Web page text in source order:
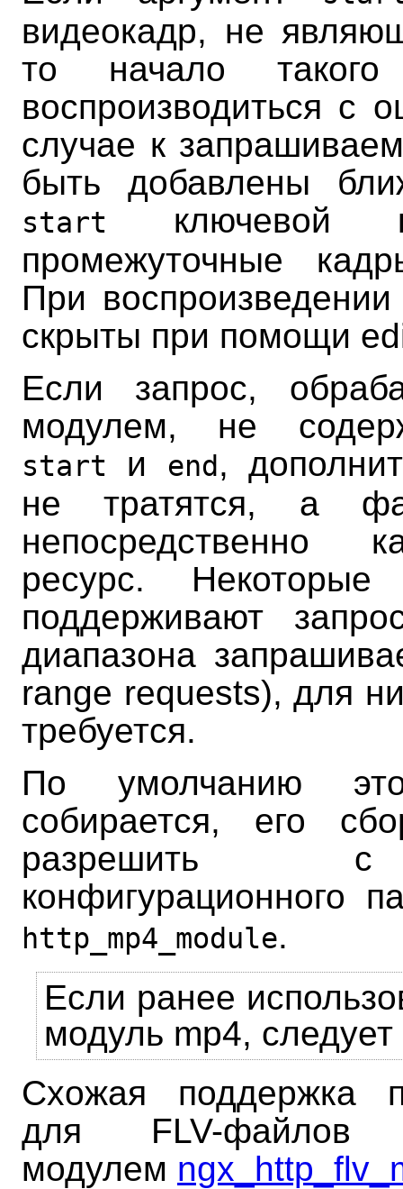
видеокадр, не
то начало
воспроизводиться с
случае к
быть добавлены
start
ключевой
промежуточные
При
скрыты при помощи
Если запрос,
модулем, не
start и end ,
не тратятся, а
непосредственно
ресурс.
поддерживают
диапазона
range requests), для
требуется.
По умолчанию
собирается, его
разрешить
конфигурационного
http_mp4_module.
Если ранее
модуль mp4, следует
Схожая поддержка
для FLV-файлов
модулем